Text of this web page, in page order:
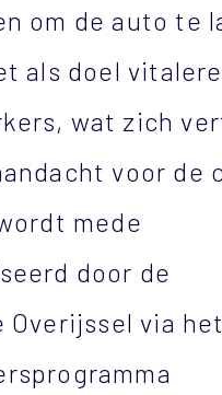
om de auto te
als doel vitalere
wat zich
voor de
mede
door de
Overijssel via het